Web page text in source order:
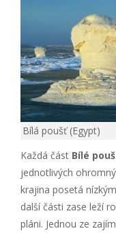
Bílá poušť (Egypt)
Každá část Bílé
jednotlivých
krajina posetá
další části zase leží
pláni. Jednou ze